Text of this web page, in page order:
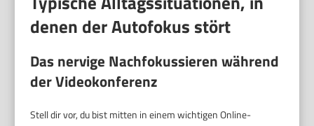
denen der Autofokus stört
Das nervige Nachfokussieren während
der Videokonferenz
Stell dir vor, du bist mitten in einem wichtigen Online-